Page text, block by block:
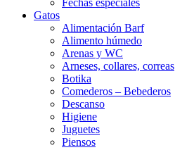
Gatos
Alimentación Barf
Alimento húmedo
Arenas y WC
Arneses, collares, correas
Botika
Comederos – Bebederos
Descanso
Higiene
Juguetes
Piensos